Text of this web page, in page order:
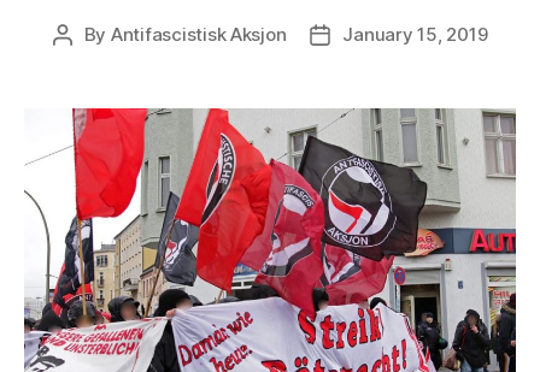
Post
By Antifascistisk Aksjon
PostJanuary 15, 2019